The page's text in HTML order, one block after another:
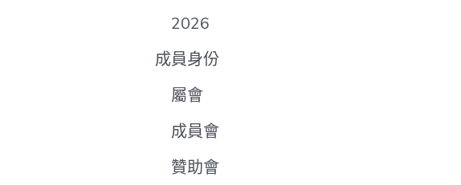
2026
成員身份
屬會
成員會
贊助會